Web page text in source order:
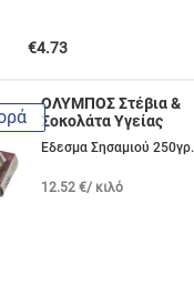
€4.73
ΟΛΥΜΠΟΣ Στέβια &
Σοκολάτα Υγείας
Εδεσμα Σησαμιού 250γρ.
12.52 €/ κιλό